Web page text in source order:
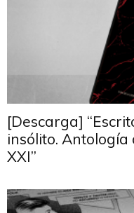
[Descarga]
insólito. Antología
XXI”